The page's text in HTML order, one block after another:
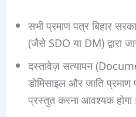
सभी प्रमाण पत्र बिहार
(जैसे SDO या DM) द्वारा
दस्तावेज़ सत्यापन
डोमिसाइल और जाति
प्रस्तुत करना आवश्यक होगा।